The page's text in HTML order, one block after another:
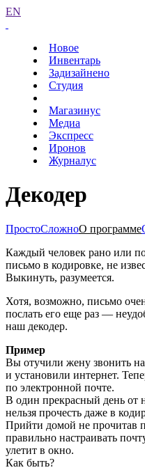
EN
Новое
Инвентарь
Задизайнено
Студия
Магазинус
Медиа
Экспресс
Иронов
Журналус
Декодер
ПростоСложноО программе
Каждый человек рано или
письмо в кодировке, не
Выкинуть, разумеется.
Хотя, возможно, письмо
послать его еще раз —
наш декодер.
Пример
Вы отучили жену звонить
и установили интернет.
по электронной почте.
В один прекрасный день от
нельзя прочесть даже в
Прийти домой не прочитав
правильно настраивать
улетит в окно.
Как быть?